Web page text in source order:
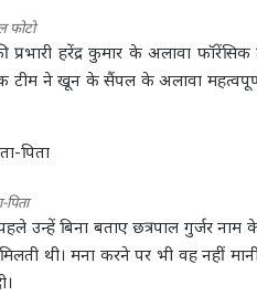
फोटो
प्रभारी हरेंद्र कुमार के अलावा फॉरेंसिक
ने खून के सैंपल के अलावा
उन्हें बिना बताए छत्रपाल गुर्जर
थी। मना करने पर भी वह नहीं